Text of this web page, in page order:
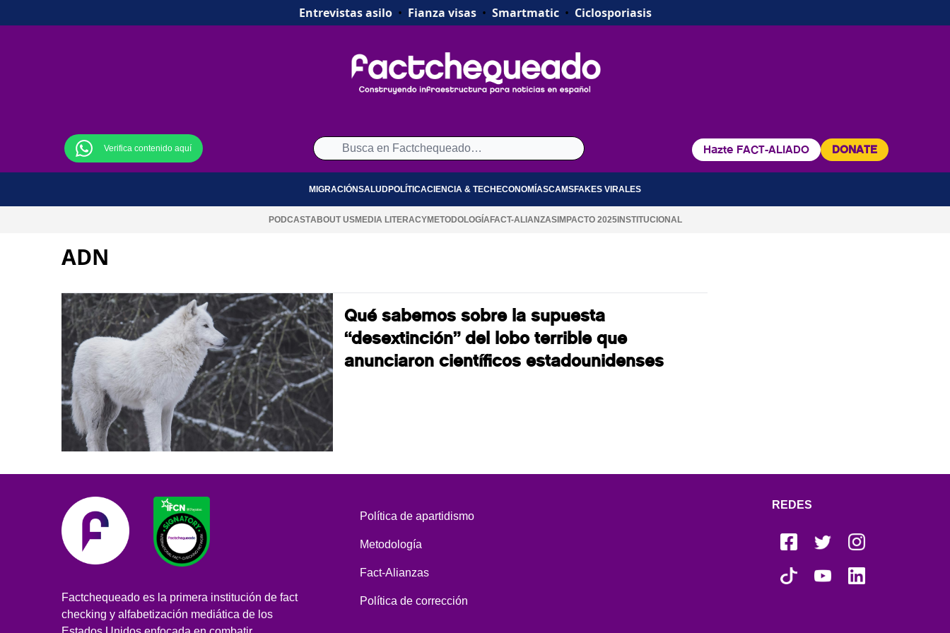
Entrevistas asilo• Fianza visas• Smartmatic• Ciclosporiasis
Verifica contenido aquí Hazte FACT-ALIADO DONATE
MIGRACIÓNSALUDPOLÍTICACIENCIA & TECH ECONOMÍASCAMSFAKES VIRALES
PODCASTABOUT USMEDIA LITERACYMETODOLOGÍA FACT-ALIANZASIMPACTO 2025INSTITUCIONAL
ADN
Qué sabemos sobre la supuesta
“desextinción” del lobo terrible que
anunciaron científicos estadounidenses
Factchequeado es la primera institución de fact
checking y alfabetización mediática de los
Política de apartidismo
Metodología
Fact-Alianzas
Política de corrección
REDES